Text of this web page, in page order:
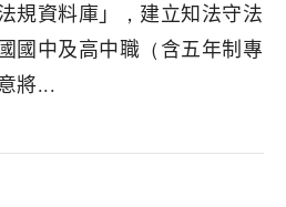
規資料庫」，建立知法守法
國中及高中職（含五年制專
將...